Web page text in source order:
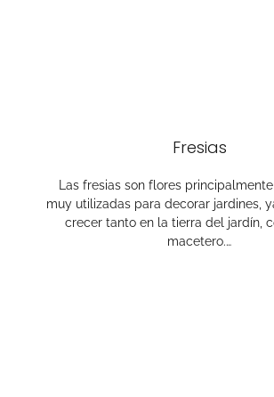
Fresias
Las fresias son flores
muy utilizadas para decorar jardines,
crecer tanto en la tierra del jardín,
macetero.…